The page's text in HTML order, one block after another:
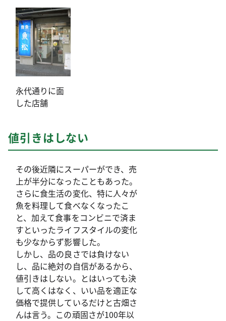
永代通りに面
した店舗
値引きはしない
その後近隣にスーパーができ、売
上が半分になったこともあった。
さらに食生活の変化、特に人々が
魚を料理して食べなくなったこ
と、加えて食事をコンビニで済ま
すといったライフスタイルの変化
も少なからず影響した。
しかし、品の良さでは負けない
し、品に絶対の自信があるから、
値引きはしない。とはいっても決
して高くはなく、いい品を適正な
価格で提供しているだけと古畑さ
んは言う。この頑固さが100年以